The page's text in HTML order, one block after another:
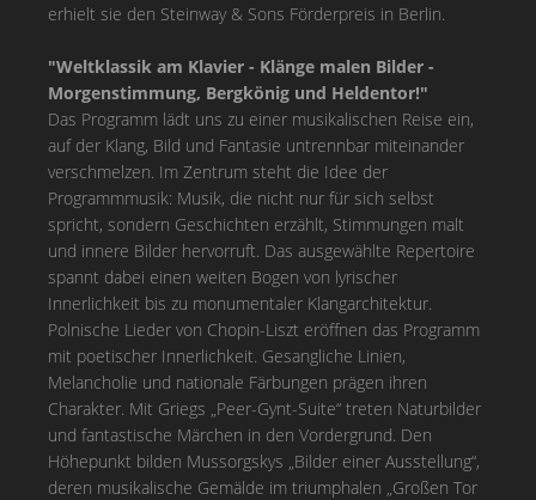
erhielt sie den Steinway & Sons Förderpreis in Berlin.
"Weltklassik am Klavier - Klänge malen Bilder -
Morgenstimmung, Bergkönig und Heldentor!"
Das Programm lädt uns zu einer musikalischen Reise ein,
auf der Klang, Bild und Fantasie untrennbar miteinander
verschmelzen. Im Zentrum steht die Idee der
Programmmusik: Musik, die nicht nur für sich selbst
spricht, sondern Geschichten erzählt, Stimmungen malt
und innere Bilder hervorruft. Das ausgewählte Repertoire
spannt dabei einen weiten Bogen von lyrischer
Innerlichkeit bis zu monumentaler Klangarchitektur.
Polnische Lieder von Chopin-Liszt eröffnen das Programm
mit poetischer Innerlichkeit. Gesangliche Linien,
Melancholie und nationale Färbungen prägen ihren
Charakter. Mit Griegs „Peer-Gynt-Suite“ treten Naturbilder
und fantastische Märchen in den Vordergrund. Den
Höhepunkt bilden Mussorgskys „Bilder einer Ausstellung“,
deren musikalische Gemälde im triumphalen „Großen Tor